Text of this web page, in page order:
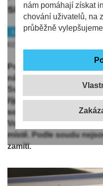
nám pomáhají získat
chování uživatelů, na
průběžně
sněmovny
Kraj
Volby
02.09.2025 | 18:01
Pobočka krajského
návrhy na zrušení
Svoboda a přímá
říjnové volby do
soud zveřejnil na
úřední
Volt Česko a politické
místě. Podle soudu
zamítl.